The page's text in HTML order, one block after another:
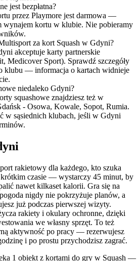
jest bezpłatna?
przez Playmore jest darmowa —
wynajem kortu w klubie. Nie pobieramy
za kort Squash w Gdyni?
akceptuje karty partnerskie
Medicover Sport). Sprawdź szczegóły
klubu — informacja o kartach widnieje
niedaleko Gdyni?
squashowe znajdziesz też w
- Osowa, Kowale, Sopot, Rumia.
w sąsiednich klubach, jeśli w Gdyni
rakietowy dla każdego, kto szuka
czasie — wystarczy 45 minut, by
nawet kilkaset kalorii. Gra się na
nigdy nie pokrzyżuje planów, a
już podczas pierwszej wizyty.
rakiety i okulary ochronne, dzięki
we własny sprzęt. To też
aktywność po pracy — rezerwujesz
i po prostu przychodzisz zagrać.
1 obiekt z kortami do gry w Squash —